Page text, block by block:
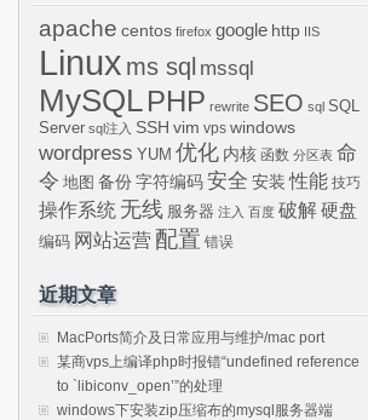
apache centos firefox google http IIS
Linux ms sql mssql
MySQLPHP rewrite SEO sql SQL
Server sql注入 SSH vim vps windows
wordpress YUM 优化 内核 函数 分区表 命
令 地图 备份 字符编码 安全 安装 性能 技巧
操作系统 无线 服务器 注入 百度 破解硬盘
编码 网站运营 配置 错误
近期文章
MacPorts简介及日常应用与维护/mac port
某商vps上编译php时报错“undefined reference
to `libiconv_open’”的处理
windows下安装zip压缩布的mysql服务器端